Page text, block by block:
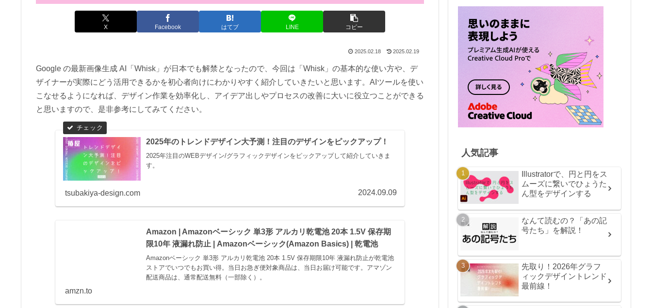
X Facebook はてブ LINE コピー
2025.02.18 2025.02.19
Google の最新画像生成 AI「Whisk」が日本でも解禁となったので、今回は「Whisk」の基本的な使い方や、デ
ザイナーが実際にどう活用できるかを初心者向けにわかりやすく紹介していきたいと思います。AIツールを使い
こなせるようになれば、デザイン作業を効率化し、アイデア出しやプロセスの改善に大いに役立つことができる
と思いますので、是非参考にしてみてください。
2025年のトレンドデザイン大予測！注目のデザインをピックアップ！
2025年注目のWEBデザイン/グラフィックデザインをピックアップして紹介していきま
す。
tsubakiya-design.com 2024.09.09
Amazon | Amazonベーシック 単3形 アルカリ乾電池 20本 1.5V 保存期
限10年 液漏れ防止 | Amazonベーシック(Amazon Basics) | 乾電池
Amazonベーシック 単3形 アルカリ乾電池 20本 1.5V 保存期限10年 液漏れ防止が乾電池
ストアでいつでもお買い得。当日お急ぎ便対象商品は、当日お届け可能です。アマゾン
配送商品は、通常配送無料（一部除く）。
amzn.to
人気記事
Illustratorで、円と円をス
ムーズに繋いでひょうた
ん型をデザインする
なんて読むの？「あの記
号たち」を解説！
先取り！2026年グラフ
ィックデザイントレンド
最前線！